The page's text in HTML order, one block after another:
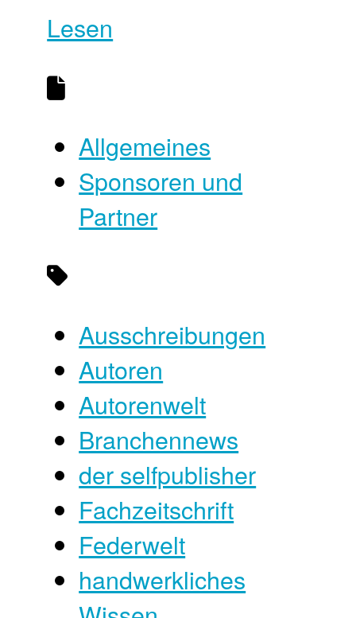
Lesen
Allgemeines
Sponsoren und
Partner
Ausschreibungen
Autoren
Autorenwelt
Branchennews
der selfpublisher
Fachzeitschrift
Federwelt
handwerkliches